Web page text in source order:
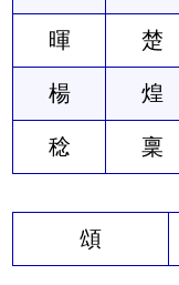
暉 楚
楊 煌
稔 稟
頌